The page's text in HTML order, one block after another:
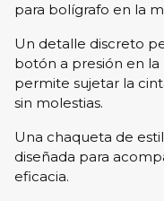
para bolígrafo en la
Un detalle discreto
botón a presión en
permite sujetar la
sin molestias.
Una chaqueta de
diseñada para
eficacia.